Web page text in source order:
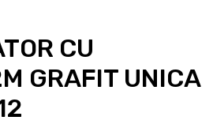
CU
GRAFIT UNICA